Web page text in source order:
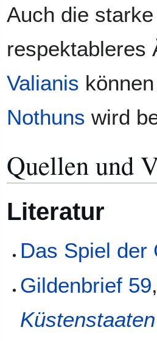
Auch die
respektableres
Valianis
Nothuns wird
Quellen und
Literatur
Das Spiel der
Gildenbrief 59
Küstenstaaten